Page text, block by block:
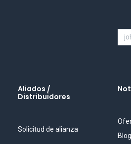
Aliados /
Distribuidores
Solicitud de alianza
Blog